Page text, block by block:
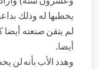
يخطبها له وذلك
لم يتقن صنعته أيضا
أيضا.
وهدد الأب بأنه لن